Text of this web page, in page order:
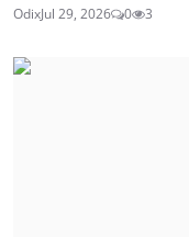
OdixJul 29, 2026 0 3